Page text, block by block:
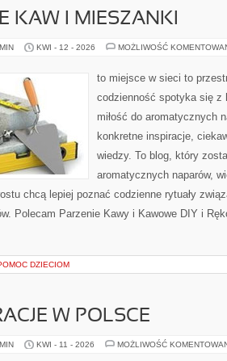
KAW I MIESZANKI
KWI - 12 - 2026 MOŻLIWOŚĆ
to miejsce w sieci to
codzienność spotyka się z
miłość do aromatycznych
konkretne inspiracje,
wiedzy. To blog, który
aromatycznych naparów,
chcą lepiej poznać codzienne rytuały
Polecam Parzenie Kawy i Kawowe DIY i
DZIECIOM
W POLSCE
KWI - 11 - 2026 MOŻLIWOŚĆ